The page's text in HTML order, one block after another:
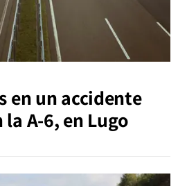
en un accidente
A-6, en Lugo